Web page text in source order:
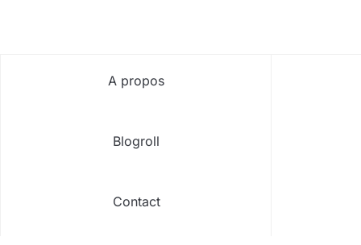
A propos
Blogroll
Contact